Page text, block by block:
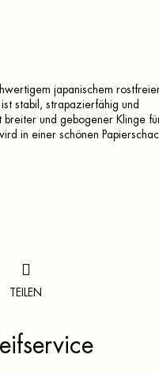
japanischem
stabil, strapazierfähig und
breiter und gebogener Klinge
in einer schönen
TEILEN